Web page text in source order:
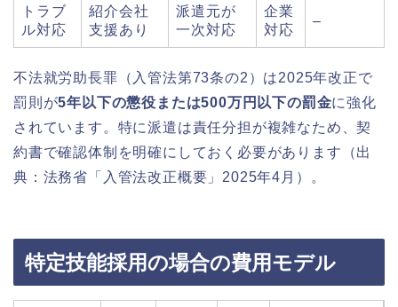
トラブ
ル対応
紹介会社
支援あり
派遣元が
一次対応
企業
対応
–
不法就労助長罪（入管法第73条の2）は2025年改正で
罰則が5年以下の懲役または500万円以下の罰金に強化
されています。特に派遣は責任分担が複雑なため、契
約書で確認体制を明確にしておく必要があります（出
典：法務省「入管法改正概要」2025年4月）。
特定技能採用の場合の費用モデル